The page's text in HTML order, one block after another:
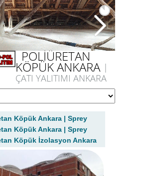
POLİÜRETAN
KÖPÜK ANKARA |
ÇATI YALITIMI ANKARA
Köpük Ankara | Sprey
Köpük Ankara | Sprey
Köpük İzolasyon Ankara